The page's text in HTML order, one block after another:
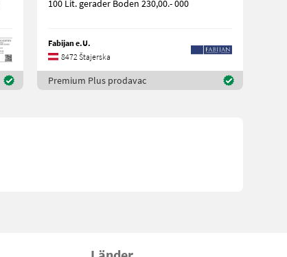
100 Lit. gerader Boden 230,00.- 000
Fabijan e.U.
8472 Štajerska
Premium Plus prodavac